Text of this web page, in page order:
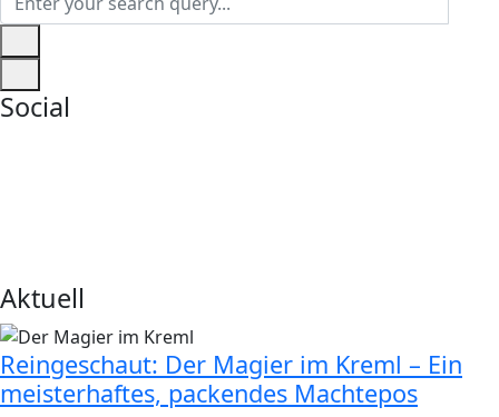
Social
Aktuell
Reingeschaut: Der Magier im Kreml – Ein
meisterhaftes, packendes Machtepos